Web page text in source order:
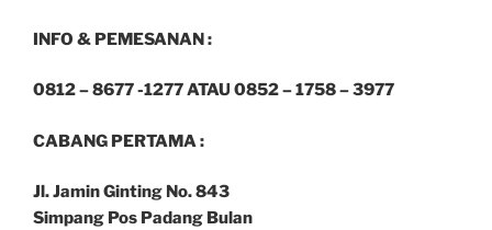
INFO & PEMESANAN :
0812 – 8677 -1277 ATAU 0852 – 1758 – 3977
CABANG PERTAMA :
Jl. Jamin Ginting No. 843
Simpang Pos Padang Bulan